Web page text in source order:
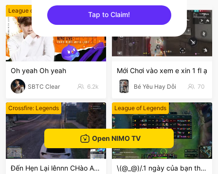
League of Legends
Oh yeah Oh yeah
SBTC Clear 6.2k
Free Fire
Mới Chơi vào xem e xin 1 fl ạ
Bé Yêu Hay Dỗi 70
Crossfire: Legends
Đến Hẹn Lại lênnn CHào ACE
League of Legends
\(@_@)/.1 ngày của bạn thế nào
Open NIMO TV
Tap to Claim!
sentinelEnd